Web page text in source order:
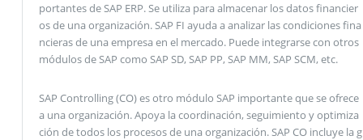
portantes de SAP ERP. Se utiliza para almacenar los datos financier
os de una organización. SAP FI ayuda a analizar las condiciones fina
ncieras de una empresa en el mercado. Puede integrarse con otros
módulos de SAP como SAP SD, SAP PP, SAP MM, SAP SCM, etc.
SAP Controlling (CO) es otro módulo SAP importante que se ofrece
a una organización. Apoya la coordinación, seguimiento y optimiza
ción de todos los procesos de una organización. SAP CO incluye la g